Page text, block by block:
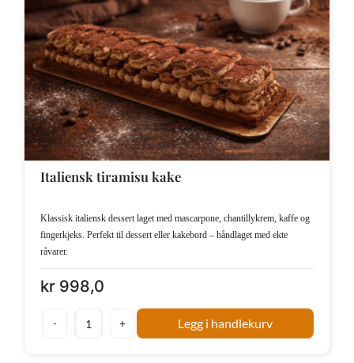
Italiensk tiramisu kake
Klassisk italiensk dessert laget med mascarpone, chantillykrem, kaffe og
fingerkjeks. Perfekt til dessert eller kakebord – håndlaget med ekte
råvarer.
kr998,0
Italiensk
Legg i handlekurv